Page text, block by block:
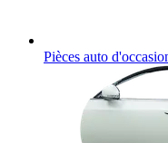
Pièces auto